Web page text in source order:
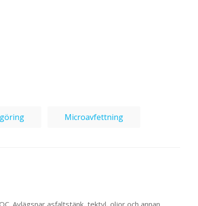
Microavfettning
Avlägsnar asfaltstänk, tektyl, oljor och annan